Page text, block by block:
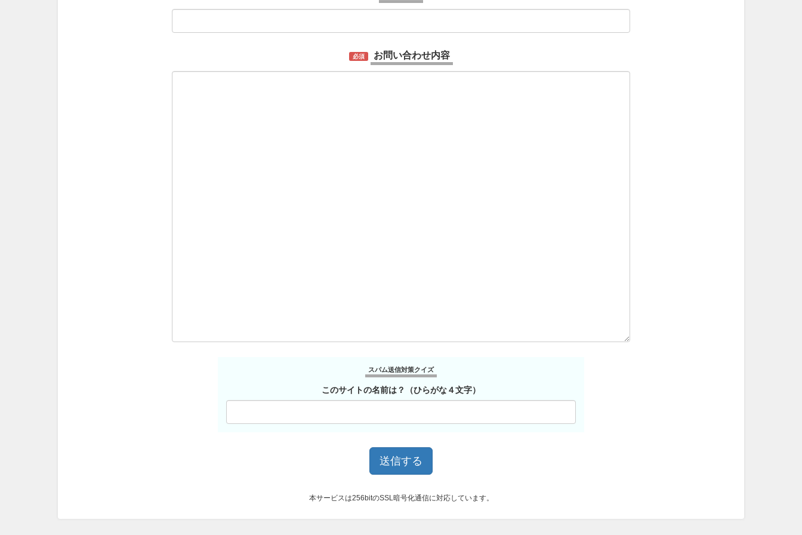
必須 お問い合わせ内容
スパム送信対策クイズ
このサイトの名前は？（ひらがな４文字）
本サービスは256bitのSSL暗号化通信に対応しています。